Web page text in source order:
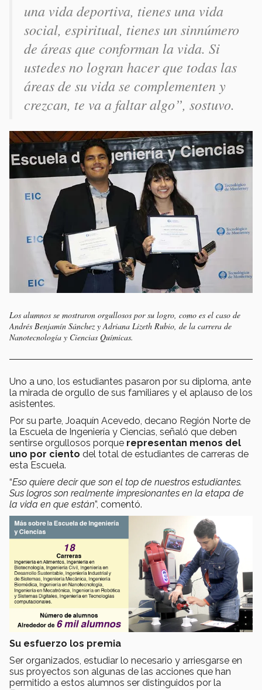
una vida deportiva, tienes una vida
social, espiritual, tienes un sinnúmero
de áreas que conforman la vida. Si
ustedes no logran hacer que todas las
áreas de su vida se complementen y
crezcan, te va a faltar algo”, sostuvo.
Los alumnos se mostraron orgullosos por su logro, como es el caso de
Andrés Benjamín Sánchez y Adriana Lizeth Rubio, de la carrera de
Nanotecnología y Ciencias Químicas.
Uno a uno, los estudiantes pasaron por su diploma, ante
la mirada de orgullo de sus familiares y el aplauso de los
asistentes.
Por su parte, Joaquín Acevedo, decano Región Norte de
la Escuela de Ingeniería y Ciencias, señaló que deben
sentirse orgullosos porque representan menos del
uno por ciento del total de estudiantes de carreras de
esta Escuela.
“Eso quiere decir que son el top de nuestros estudiantes.
Sus logros son realmente impresionantes en la etapa de
la vida en que están”, comentó.
Su esfuerzo los premia
Ser organizados, estudiar lo necesario y arriesgarse en
sus proyectos son algunas de las acciones que han
permitido a estos alumnos ser distinguidos por la